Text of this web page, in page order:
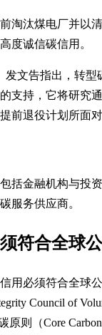
淘汰煤电厂并以
度诚信碳信用。
发文告指出，转型
支持，它将研究
前退役计划所面
括金融机构与投
服务供应商。
须符合全
用必须符合全球
Council of
原则（Core